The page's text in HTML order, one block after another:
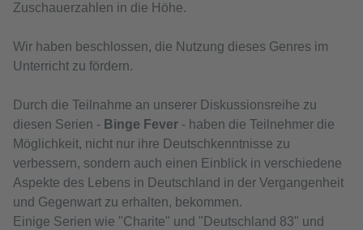
Zuschauerzahlen in die Höhe.
Wir haben beschlossen, die Nutzung dieses Genres im
Unterricht zu fördern.
Durch die Teilnahme an unserer Diskussionsreihe zu
diesen Serien - Binge Fever - haben die Teilnehmer die
Möglichkeit, nicht nur ihre Deutschkenntnisse zu
verbessern, sondern auch einen Einblick in verschiedene
Aspekte des Lebens in Deutschland in der Vergangenheit
und Gegenwart zu erhalten, bekommen.
Einige Serien wie "Charite" und "Deutschland 83" und